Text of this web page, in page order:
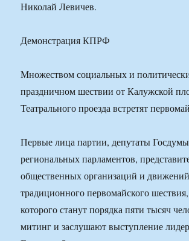
Николай Левичев.
Демонстрация КПРФ
Множеством социальных и
праздничном шествии от Калужской
Театрального проезда встретят
Первые лица партии, депутаты
региональных парламентов,
общественных организаций и
традиционного первомайского
которого станут порядка пяти тысяч
митинг и заслушают выступление